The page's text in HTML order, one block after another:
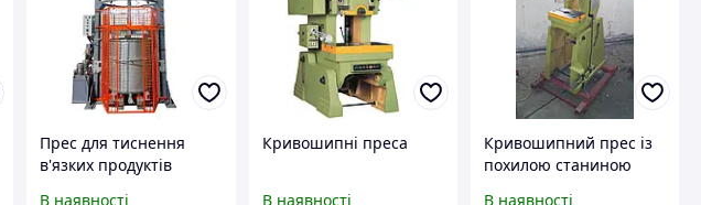
Прес для тиснення
в'язких продуктів
В наявності
Кривошипні преса
В наявності
Кривошипний прес із
похилою станиною
В наявності